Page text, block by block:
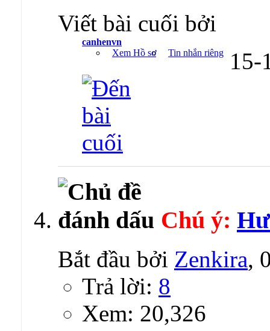
Viết bài cuối bởi
canhenvn
Xem Hồ sơ
Tin nhắn riêng 15-
Chú ý:
Bắt đầu bởi Zenkira,
Trả lời: 8
Xem: 20,326